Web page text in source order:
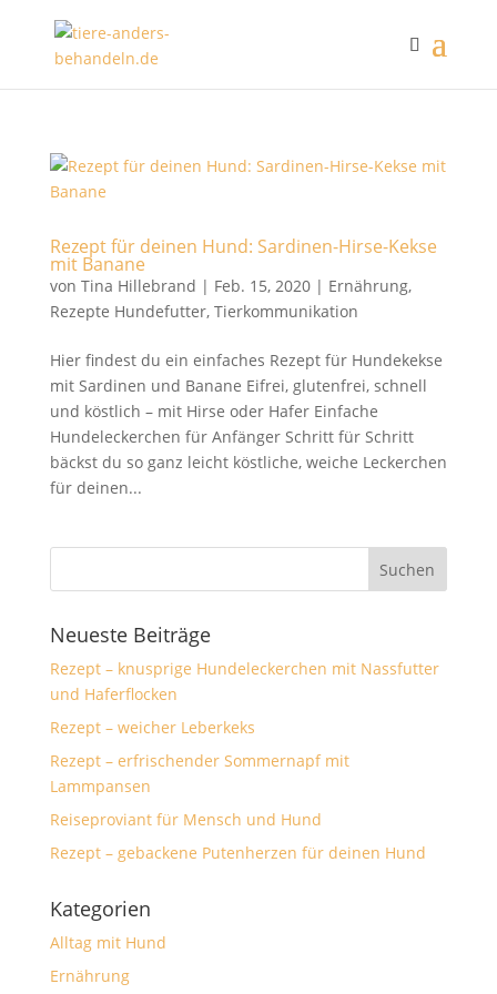
Rezept für deinen Hund: Sardinen-Hirse-Kekse
mit Banane
von Tina Hillebrand | Feb. 15, 2020| Ernährung,
Rezepte Hundefutter, Tierkommunikation
Hier findest du ein einfaches Rezept für Hundekekse
mit Sardinen und Banane Eifrei, glutenfrei, schnell
und köstlich – mit Hirse oder Hafer Einfache
Hundeleckerchen für Anfänger Schritt für Schritt
bäckst du so ganz leicht köstliche, weiche Leckerchen
für deinen...
Neueste Beiträge
Rezept – knusprige Hundeleckerchen mit Nassfutter
und Haferflocken
Rezept – weicher Leberkeks
Rezept – erfrischender Sommernapf mit
Lammpansen
Reiseproviant für Mensch und Hund
Rezept – gebackene Putenherzen für deinen Hund
Kategorien
Alltag mit Hund
Ernährung